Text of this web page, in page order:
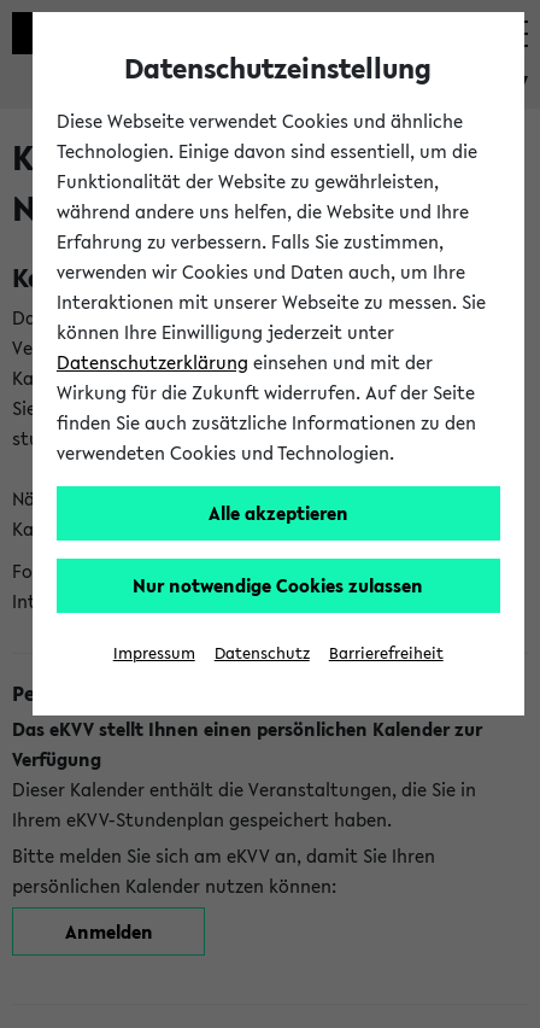
eKVV
Kalenderintegration und
Newsfeeds
Kalenderintegration
Das eKVV bietet Ihnen die Möglichkeit,
Veranstaltungstermine in eine Vielzahl von
Kalenderanwendungen einzubinden. Auf diese Weise können
Sie einen gemeinsamen Überblick über Ihre privaten und
studienbezogenen Termine erhalten.
Näheres zu Vorteilen und Funktionsweise der
Kalenderintegration können Sie auf unserer
Folgende Kalender bietet Ihnen das eKVV derzeit zur
Integration an:
Persönlicher Kalender
Das eKVV stellt Ihnen einen persönlichen Kalender zur
Verfügung
Dieser Kalender enthält die Veranstaltungen, die Sie in
Ihrem eKVV-Stundenplan gespeichert haben.
Bitte melden Sie sich am eKVV an, damit Sie Ihren
persönlichen Kalender nutzen können:
Anmelden
Datenschutzeinstellung
Diese Webseite verwendet Cookies und ähnliche
Technologien. Einige davon sind essentiell, um die
Funktionalität der Website zu gewährleisten,
während andere uns helfen, die Website und Ihre
Erfahrung zu verbessern. Falls Sie zustimmen,
verwenden wir Cookies und Daten auch, um Ihre
Interaktionen mit unserer Webseite zu messen. Sie
können Ihre Einwilligung jederzeit unter
Datenschutzerklärung einsehen und mit der
Wirkung für die Zukunft widerrufen. Auf der Seite
finden Sie auch zusätzliche Informationen zu den
verwendeten Cookies und Technologien.
Alle akzeptieren
Nur notwendige Cookies zulassen
Impressum Datenschutz Barrierefreiheit